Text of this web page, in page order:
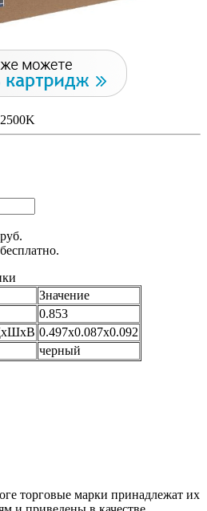
Значение
0.853
0.497x0.087x0.092
черный
торговые марки принадлежат их